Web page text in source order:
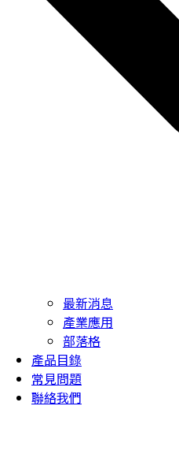
最新消息
產業應用
部落格
產品目錄
常見問題
聯絡我們